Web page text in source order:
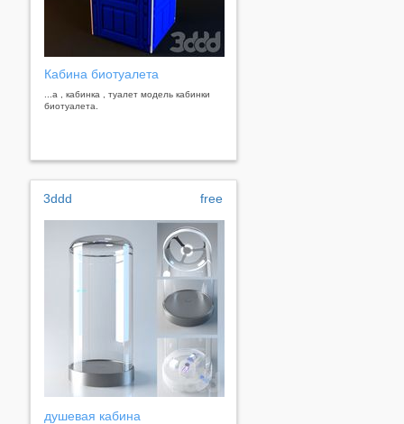
Кабина биотуалета
...а , кабинка , туалет модель кабинки
биотуалета.
3ddd free
душевая кабина